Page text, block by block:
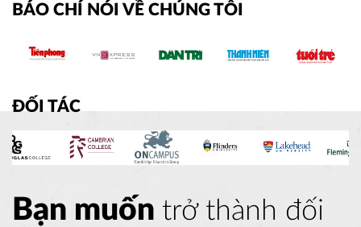
BÁO CHÍ NÓI VỀ CHÚNG TÔI
ĐỐI TÁC
Bạn muốn trở thành đối